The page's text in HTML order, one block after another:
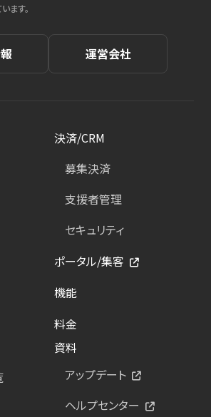
ます。
運営会社
決済/CRM
募集決済
支援者管理
セキュリティ
ポータル/集客
機能
料金
資料
アップデート
ヘルプセンター